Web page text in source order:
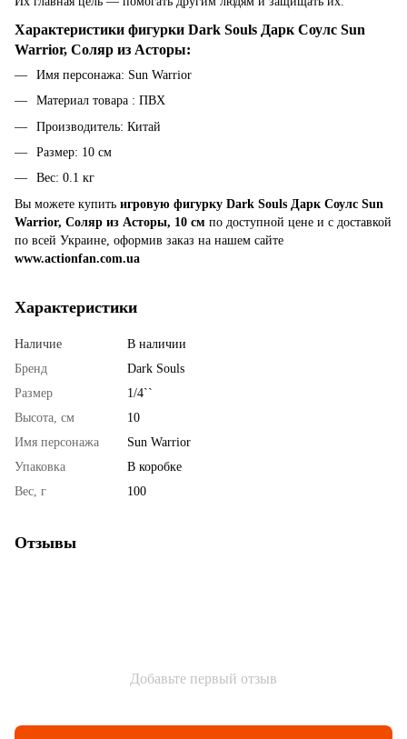
Характеристики фигурки Dark Souls Дарк Соулс Sun
Warrior, Соляр из Асторы:
Имя персонажа: Sun Warrior
Материал товара : ПВХ
Производитель: Китай
Размер: 10 см
Вес: 0.1 кг
Вы можете купить игровую фигурку Dark Souls Дарк Соулс Sun
Warrior, Соляр из Асторы, 10 см по доступной цене и с доставкой
по всей Украине, оформив заказ на нашем сайте
www.actionfan.com.ua
Характеристики
Наличие
В наличии
Бренд
Dark Souls
Размер
1/4``
Высота, см
10
Имя персонажа
Sun Warrior
Упаковка
В коробке
Вес, г
100
Отзывы
Добавьте первый отзыв